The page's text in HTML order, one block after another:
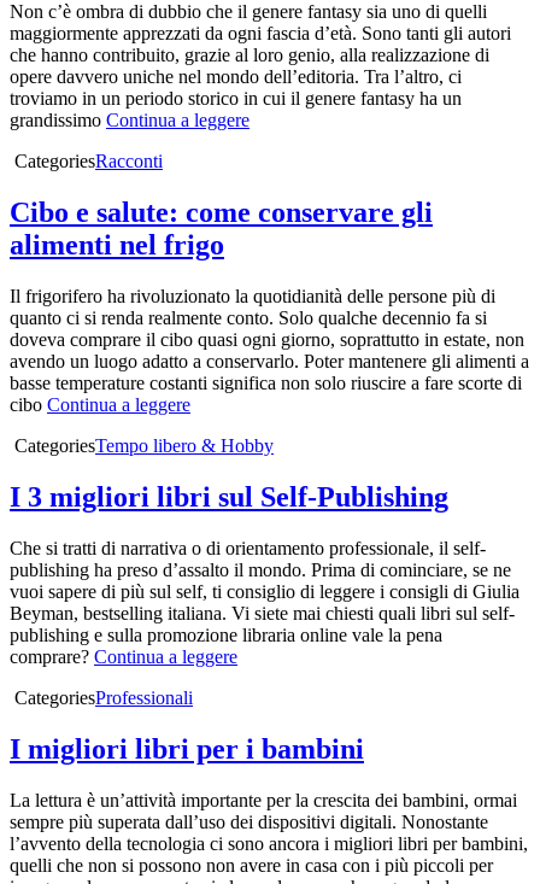
Non c’è ombra di dubbio che il genere fantasy sia uno di quelli
maggiormente apprezzati da ogni fascia d’età. Sono tanti gli autori
che hanno contribuito, grazie al loro genio, alla realizzazione di
opere davvero uniche nel mondo dell’editoria. Tra l’altro, ci
troviamo in un periodo storico in cui il genere fantasy ha un
grandissimo Continua a leggere
CategoriesRacconti
Cibo e salute: come conservare gli
alimenti nel frigo
Il frigorifero ha rivoluzionato la quotidianità delle persone più di
quanto ci si renda realmente conto. Solo qualche decennio fa si
doveva comprare il cibo quasi ogni giorno, soprattutto in estate, non
avendo un luogo adatto a conservarlo. Poter mantenere gli alimenti a
basse temperature costanti significa non solo riuscire a fare scorte di
cibo Continua a leggere
CategoriesTempo libero & Hobby
I 3 migliori libri sul Self-Publishing
Che si tratti di narrativa o di orientamento professionale, il self-
publishing ha preso d’assalto il mondo. Prima di cominciare, se ne
vuoi sapere di più sul self, ti consiglio di leggere i consigli di Giulia
Beyman, bestselling italiana. Vi siete mai chiesti quali libri sul self-
publishing e sulla promozione libraria online vale la pena
comprare? Continua a leggere
CategoriesProfessionali
I migliori libri per i bambini
La lettura è un’attività importante per la crescita dei bambini, ormai
sempre più superata dall’uso dei dispositivi digitali. Nonostante
l’avvento della tecnologia ci sono ancora i migliori libri per bambini,
quelli che non si possono non avere in casa con i più piccoli per